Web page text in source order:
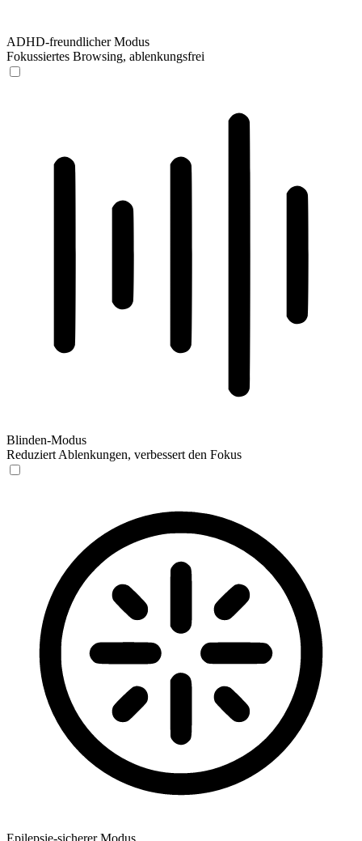
ADHD-freundlicher Modus
Fokussiertes Browsing, ablenkungsfrei
Blinden-Modus
Reduziert Ablenkungen, verbessert den Fokus